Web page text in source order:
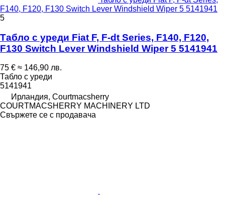
F140, F120, F130 Switch Lever Windshield Wiper 5 5141941
5
Табло с уреди Fiat F, F-dt Series, F140, F120,
F130 Switch Lever Windshield Wiper 5 5141941
75 € ≈ 146,90 лв.
Табло с уреди
5141941
Ирландия, Courtmacsherry
COURTMACSHERRY MACHINERY LTD
Свържете се с продавача